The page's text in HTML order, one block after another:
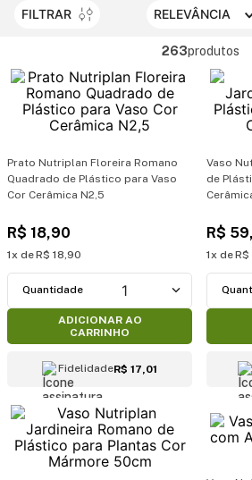
FILTRAR RELEVÂNCIA
263produtos
Prato Nutriplan Floreira Romano
Quadrado de Plástico para Vaso
Cor Cerâmica N2,5
R$ 18,90
1 R$ 18,90
1
ADICIONAR AO
CARRINHO
FidelidadeR$ 17,01
Vaso
de
R$ 59,
1 R$